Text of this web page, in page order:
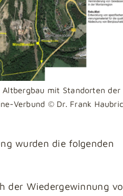
mit Standorten der
Verbund © Dr. Frank
wurden die folgenden
der Wiedergewinnung